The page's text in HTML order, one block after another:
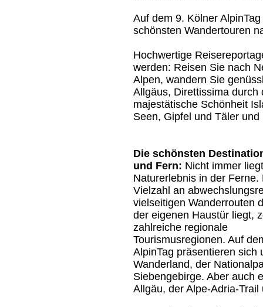
Auf dem 9. Kölner
schönsten Wandertouren
Hochwertige
werden: Reisen Sie nach
Alpen, wandern Sie
Allgäus, Direttissima
majestätische Schönheit
Seen, Gipfel und Täler
Die schönsten
und Fern: Nicht immer
Naturerlebnis in der Ferne.
Vielzahl an
vielseitigen Wanderrouten
der eigenen Haustür liegt,
zahlreiche regionale
Tourismusregionen. Auf
AlpinTag präsentieren sich
Wanderland, der
Siebengebirge. Aber auch
Allgäu, der Alpe-Adria-